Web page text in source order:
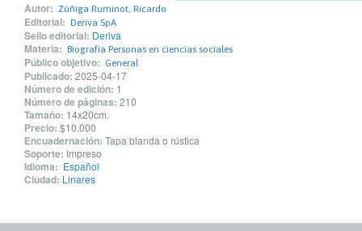
Autor: Zúñiga Ruminot, Ricardo
Editorial: Deriva SpA
Sello editorial: Deriva
Materia: Biografía Personas en ciencias sociales
Público objetivo: General
Publicado: 2025-04-17
Número de edición: 1
Número de páginas: 210
Tamaño: 14x20cm.
Precio: $10.000
Encuadernación: Tapa blanda o rústica
Soporte: Impreso
Idioma: Español
Ciudad: Linares